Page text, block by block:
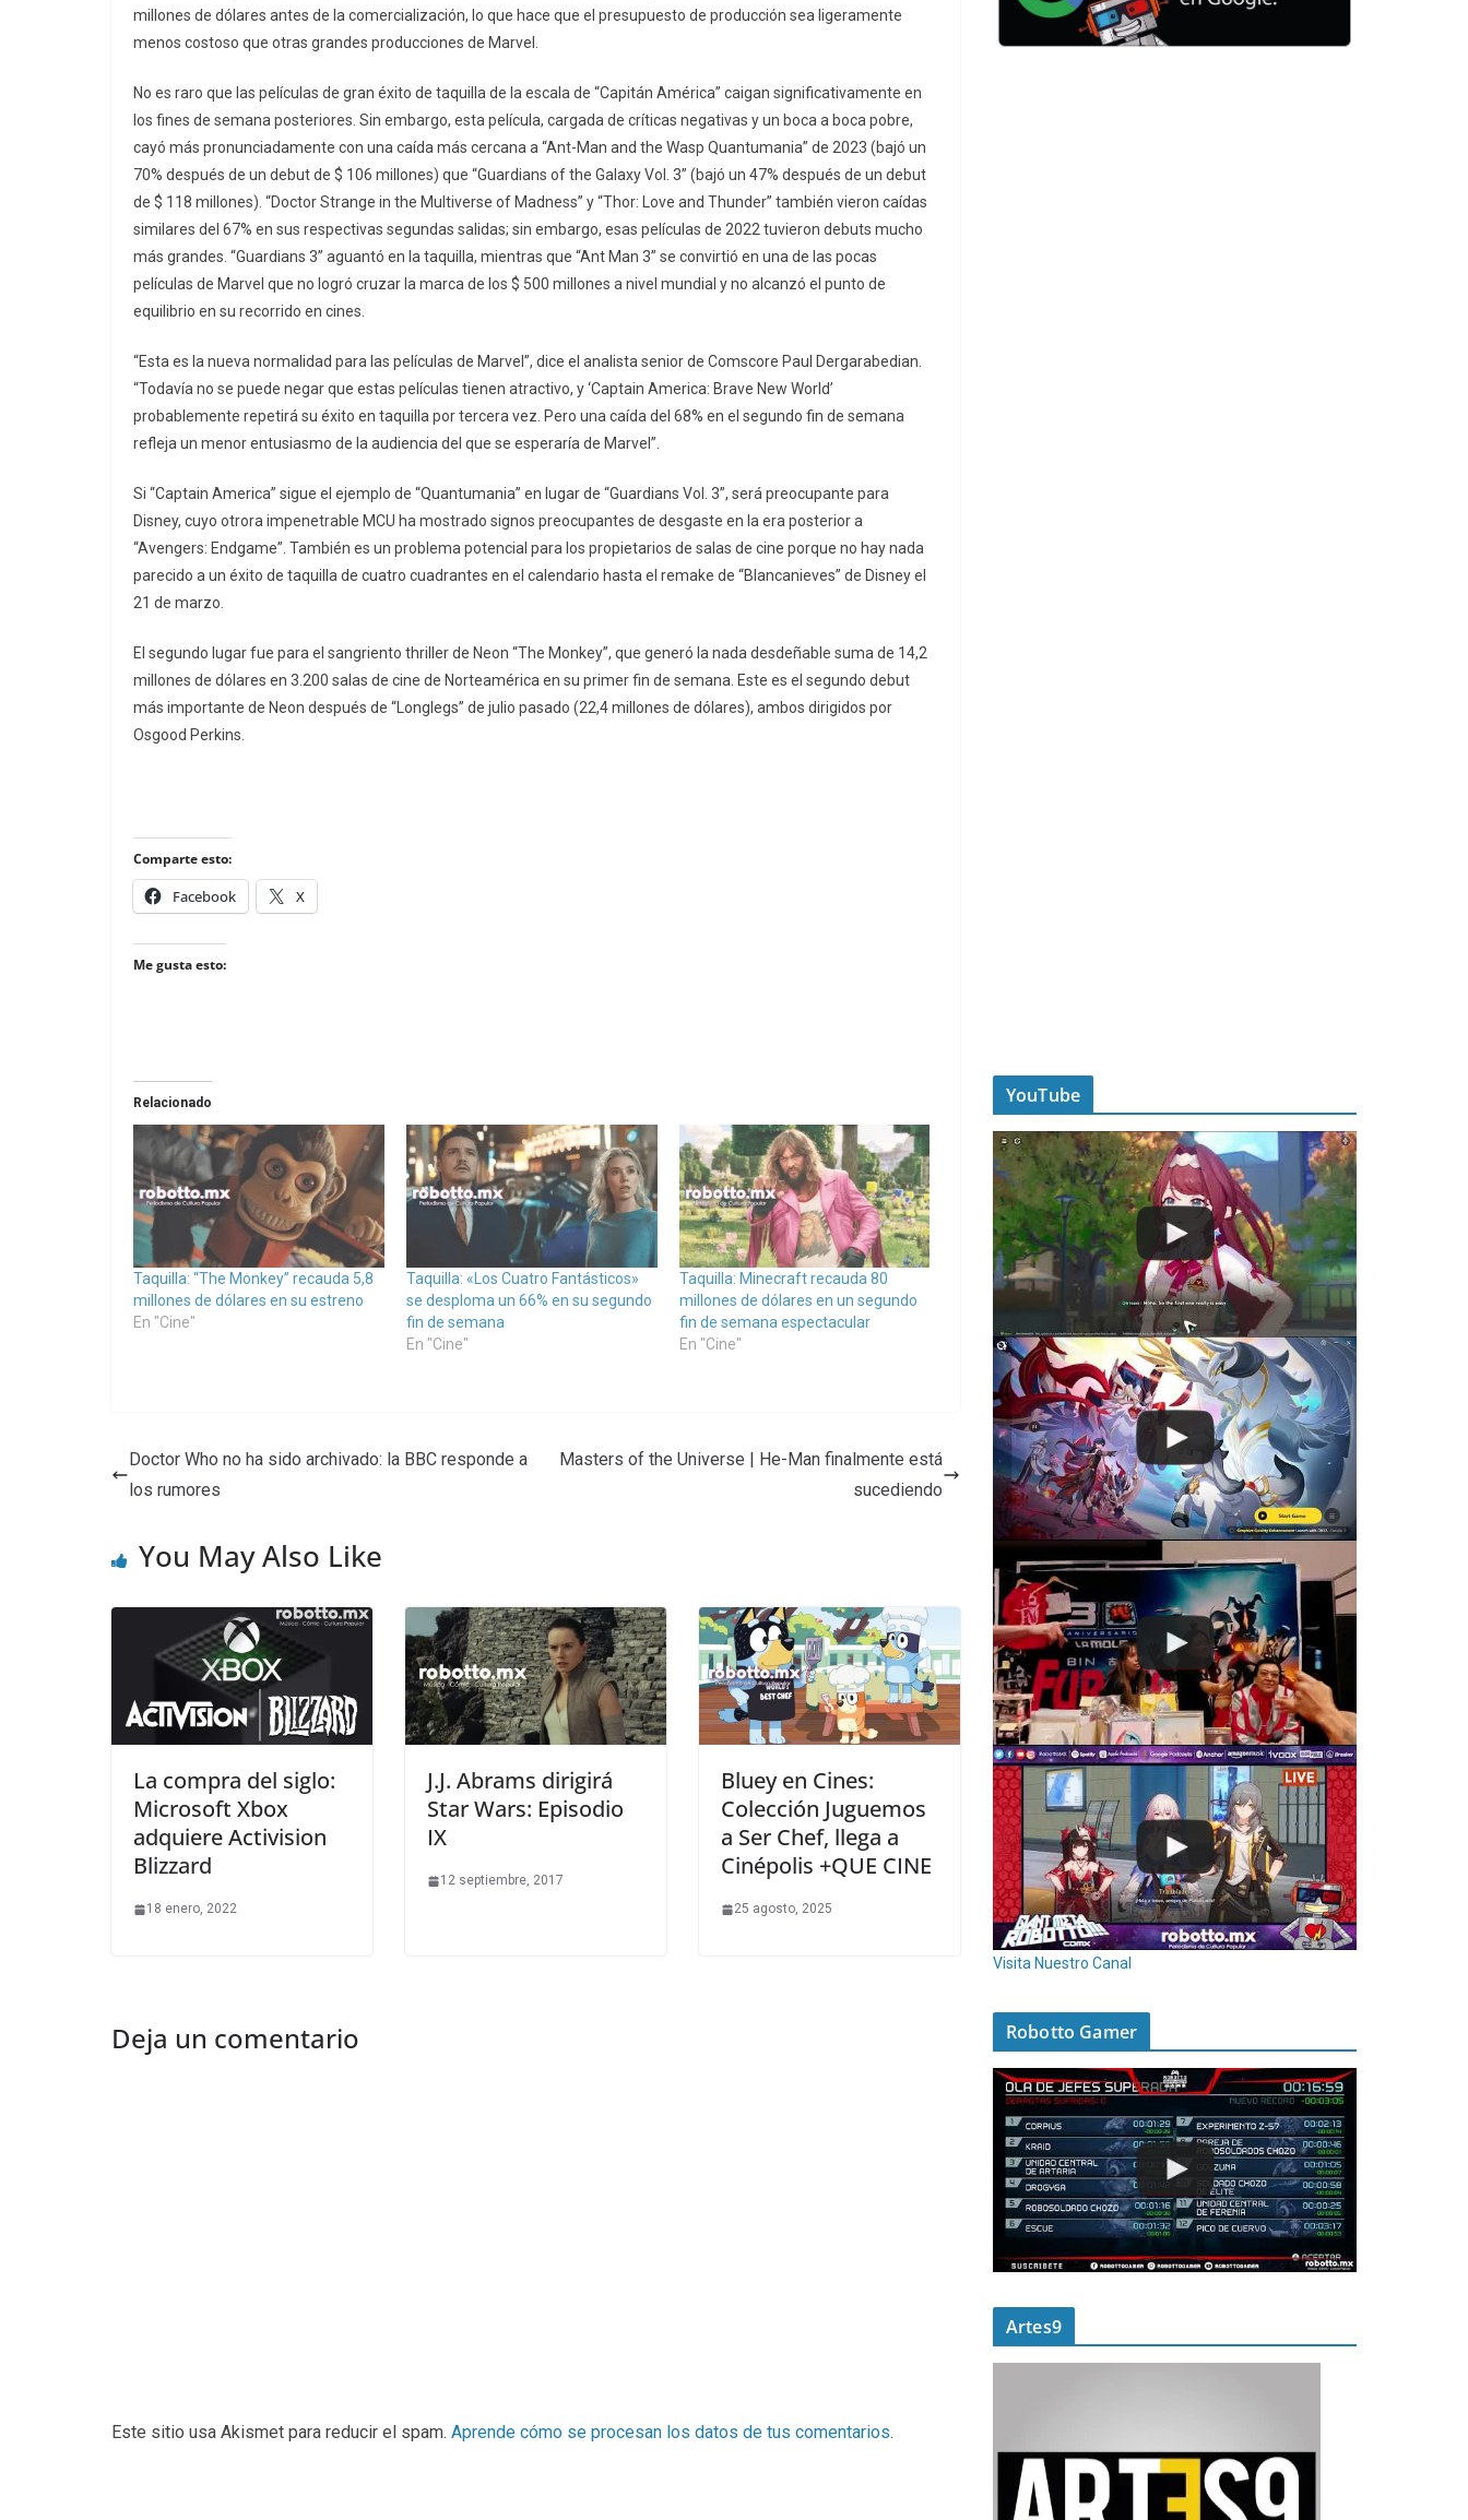
millones de dólares antes de la comercialización, lo que hace que el presupuesto de producción sea ligeramente
menos costoso que otras grandes producciones de Marvel.
No es raro que las películas de gran éxito de taquilla de la escala de “Capitán América” caigan significativamente en
los fines de semana posteriores. Sin embargo, esta película, cargada de críticas negativas y un boca a boca pobre,
cayó más pronunciadamente con una caída más cercana a “Ant-Man and the Wasp Quantumania” de 2023 (bajó un
70% después de un debut de $ 106 millones) que “Guardians of the Galaxy Vol. 3” (bajó un 47% después de un debut
de $ 118 millones). “Doctor Strange in the Multiverse of Madness” y “Thor: Love and Thunder” también vieron caídas
similares del 67% en sus respectivas segundas salidas; sin embargo, esas películas de 2022 tuvieron debuts mucho
más grandes. “Guardians 3” aguantó en la taquilla, mientras que “Ant Man 3” se convirtió en una de las pocas
películas de Marvel que no logró cruzar la marca de los $ 500 millones a nivel mundial y no alcanzó el punto de
equilibrio en su recorrido en cines.
“Esta es la nueva normalidad para las películas de Marvel”, dice el analista senior de Comscore Paul Dergarabedian.
“Todavía no se puede negar que estas películas tienen atractivo, y ‘Captain America: Brave New World’
probablemente repetirá su éxito en taquilla por tercera vez. Pero una caída del 68% en el segundo fin de semana
refleja un menor entusiasmo de la audiencia del que se esperaría de Marvel”.
Si “Captain America” sigue el ejemplo de “Quantumania” en lugar de “Guardians Vol. 3”, será preocupante para
Disney, cuyo otrora impenetrable MCU ha mostrado signos preocupantes de desgaste en la era posterior a
“Avengers: Endgame”. También es un problema potencial para los propietarios de salas de cine porque no hay nada
parecido a un éxito de taquilla de cuatro cuadrantes en el calendario hasta el remake de “Blancanieves” de Disney el
21 de marzo.
El segundo lugar fue para el sangriento thriller de Neon “The Monkey”, que generó la nada desdeñable suma de 14,2
millones de dólares en 3.200 salas de cine de Norteamérica en su primer fin de semana. Este es el segundo debut
más importante de Neon después de “Longlegs” de julio pasado (22,4 millones de dólares), ambos dirigidos por
Osgood Perkins.
Comparte esto:
Facebook X
Me gusta esto:
Relacionado
Taquilla: “The Monkey” recauda 5,8
millones de dólares en su estreno
En "Cine"
Taquilla: «Los Cuatro Fantásticos»
se desploma un 66% en su segundo
fin de semana
En "Cine"
Taquilla: Minecraft recauda 80
millones de dólares en un segundo
fin de semana espectacular
En "Cine"
Doctor Who no ha sido archivado: la BBC responde a
los rumores
Masters of the Universe | He-Man finalmente está
sucediendo
You May Also Like
La compra del siglo:
Microsoft Xbox
adquiere Activision
Blizzard
18 enero, 2022
J.J. Abrams dirigirá
Star Wars: Episodio
IX
12 septiembre, 2017
Bluey en Cines:
Colección Juguemos
a Ser Chef, llega a
Cinépolis +QUE CINE
25 agosto, 2025
Deja un comentario
Este sitio usa Akismet para reducir el spam. Aprende cómo se procesan los datos de tus comentarios.
YouTube
Visita Nuestro Canal
Robotto Gamer
Artes9